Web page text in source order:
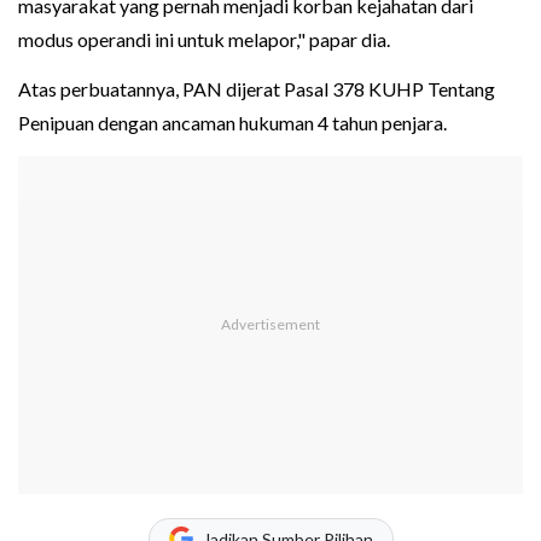
masyarakat yang pernah menjadi korban kejahatan dari
modus operandi ini untuk melapor," papar dia.
Atas perbuatannya, PAN dijerat Pasal 378 KUHP Tentang
Penipuan dengan ancaman hukuman 4 tahun penjara.